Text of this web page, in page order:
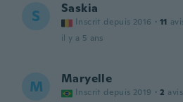
S Saskia
Inscrit depuis 2016 · 11
il y a 5 ans
M Maryelle
Inscrit depuis 2019 · 2 avis